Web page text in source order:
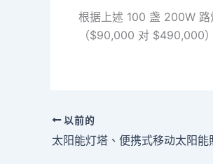
根据上述 100 盏 200W
（$90,000 对 $490,000
以前的
太阳能灯塔、便携式移动太阳能